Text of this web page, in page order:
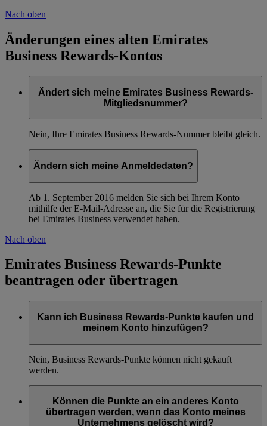
Nach oben
Änderungen eines alten Emirates
Business Rewards-Kontos
Ändert sich meine Emirates Business Rewards-
Mitgliedsnummer?
Nein, Ihre Emirates Business Rewards-Nummer bleibt gleich.
Ändern sich meine Anmeldedaten?
Ab 1. September 2016 melden Sie sich bei Ihrem Konto
mithilfe der E-Mail-Adresse an, die Sie für die Registrierung
bei Emirates Business verwendet haben.
Nach oben
Emirates Business Rewards-Punkte
beantragen oder übertragen
Kann ich Business Rewards-Punkte kaufen und
meinem Konto hinzufügen?
Nein, Business Rewards-Punkte können nicht gekauft
werden.
Können die Punkte an ein anderes Konto
übertragen werden, wenn das Konto meines
Unternehmens gelöscht wird?